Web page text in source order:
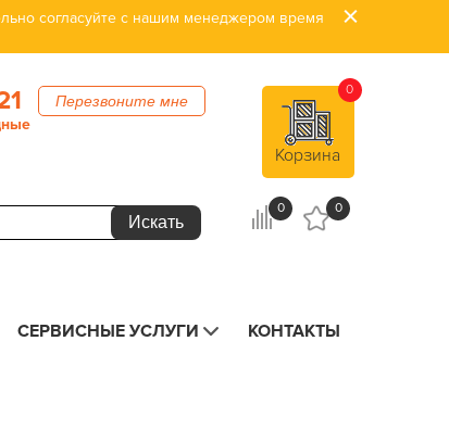
согласуйте с нашим менеджером время
Перезвоните мне
Корзина
0
0 0
СЕРВИСНЫЕ УСЛУГИ КОНТАКТЫ